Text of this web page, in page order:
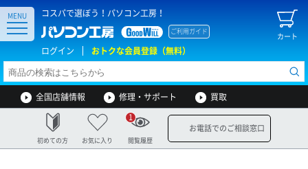
コスパで選ぼう！パソコン工房！
カート
ご利用ガイド
ログイン おトクな会員登録（無料）
MENU
全国店舗情報 修理・サポート 買取
初めての方 お気に入り 閲覧履歴
1
お電話でのご相談窓口